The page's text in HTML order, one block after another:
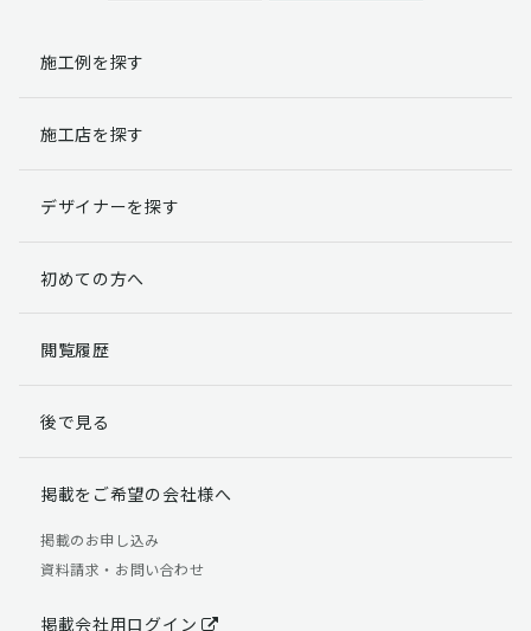
理・機密保持などによりお客様の個人情報の漏洩防止に
個人情報提出の任意性
す。
らかじめご了承ください。
個人情報の開示請求について
る権利があります。
「個人情報の取り扱いについて」
【お問合せ先】 個人情報問合せ窓口
TEL：03-5411-7891（平日9:00 ～ 18:00）
施工例を探す
施工店を探す
デザイナーを探す
初めての方へ
閲覧履歴
後で見る
掲載をご希望の会社様へ
掲載のお申し込み
資料請求・お問い合わせ
掲載会社用ログイン